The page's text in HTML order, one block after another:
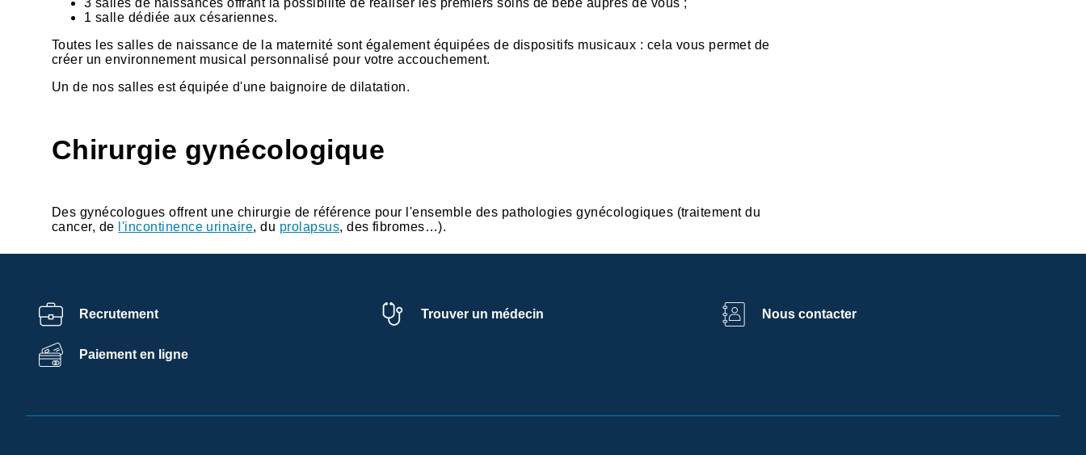
1 salle dédiée aux césariennes.
Toutes les salles de naissance de la maternité sont également équipées de dispositifs musicaux : cela vous permet de
créer un environnement musical personnalisé pour votre accouchement.
Un de nos salles est équipée d'une baignoire de dilatation.
Chirurgie gynécologique
Des gynécologues offrent une chirurgie de référence pour l'ensemble des pathologies gynécologiques (traitement du
cancer, de l'incontinence urinaire, du prolapsus, des fibromes…).
Recrutement Trouver un médecin Nous contacter
Paiement en ligne
Centre de
préférences de la
Ramsay Services/Santé utilise sur ce site des cookies afin